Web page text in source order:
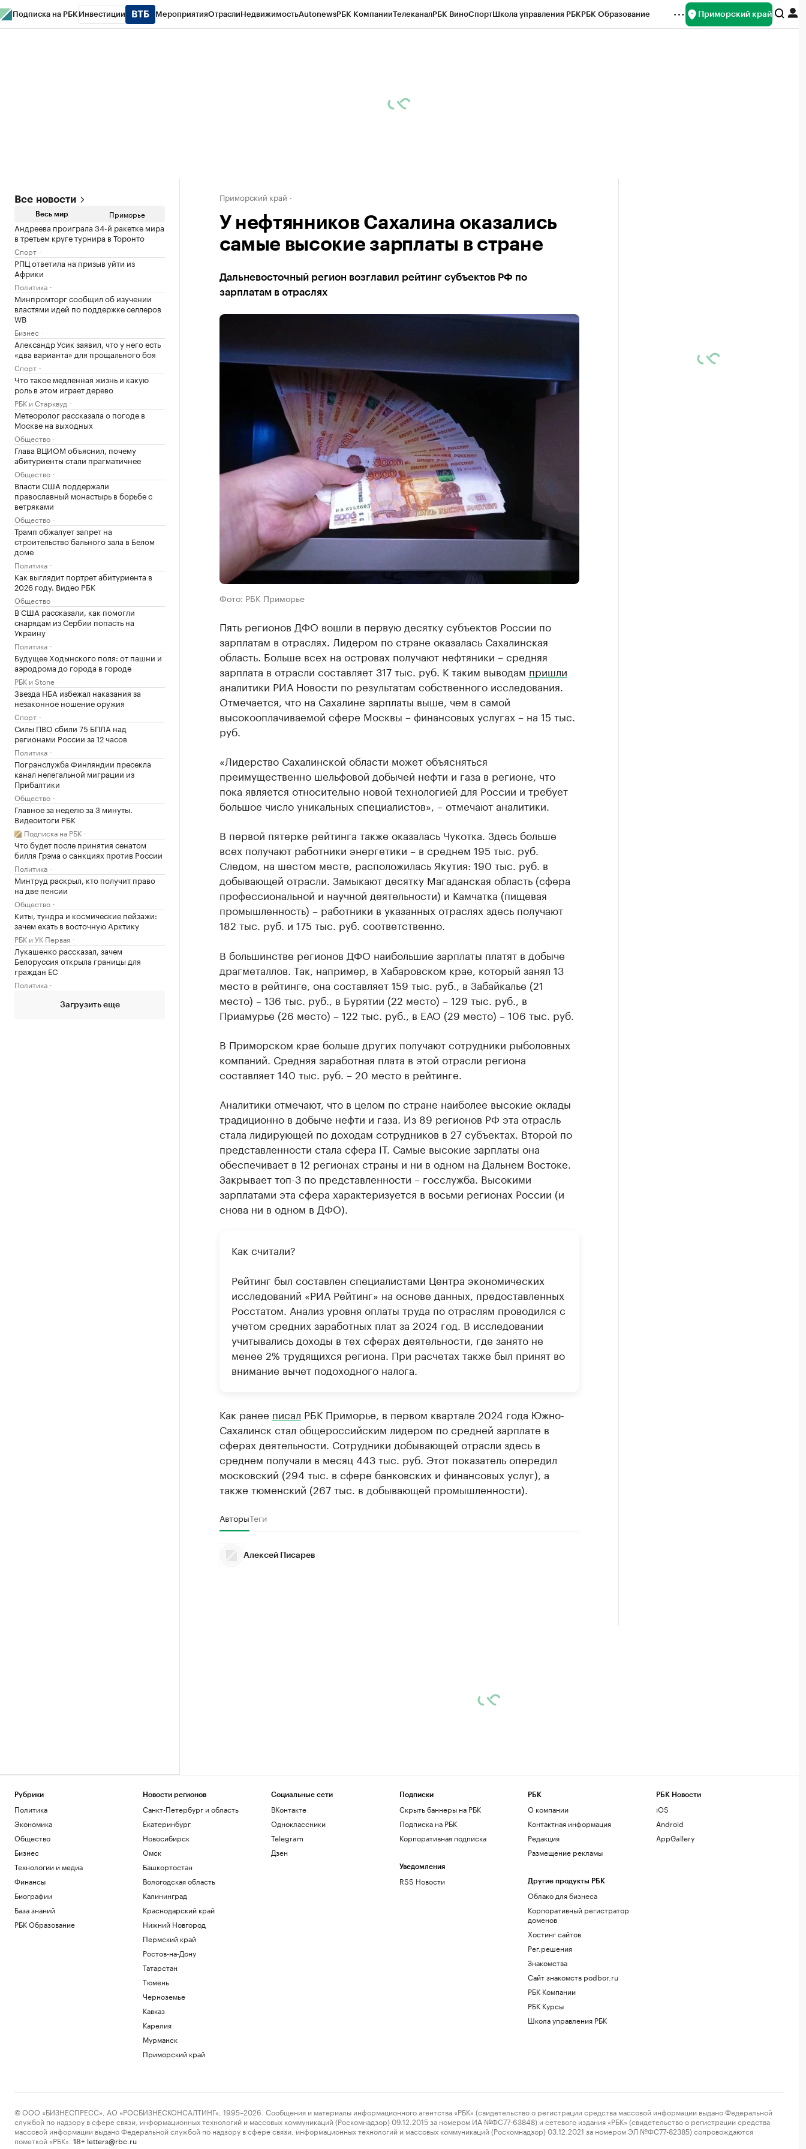
Подписка на РБК Инвестиции МероприятияОтраслиНедвижимостьAutonewsРБК КомпанииТелеканалРБК ВиноСпортШкола управления РБКРБК Образование Приморский край
Все новости
Весь мир Приморье
Андреева проиграла 34-й ракетке мира
в третьем круге турнира в Торонто
Спорт
РПЦ ответила на призыв уйти из
Африки
Политика
Минпромторг сообщил об изучении
властями идей по поддержке селлеров
WB
Бизнес
Александр Усик заявил, что у него есть
«два варианта» для прощального боя
Спорт
Что такое медленная жизнь и какую
роль в этом играет дерево
РБК и Старквуд
Метеоролог рассказала о погоде в
Москве на выходных
Общество
Глава ВЦИОМ объяснил, почему
абитуриенты стали прагматичнее
Общество
Власти США поддержали
православный монастырь в борьбе с
ветряками
Общество
Трамп обжалует запрет на
строительство бального зала в Белом
доме
Политика
Как выглядит портрет абитуриента в
2026 году. Видео РБК
Общество
В США рассказали, как помогли
снарядам из Сербии попасть на
Украину
Политика
Будущее Ходынского поля: от пашни и
аэродрома до города в городе
РБК и Stone
Звезда НБА избежал наказания за
незаконное ношение оружия
Спорт
Силы ПВО сбили 75 БПЛА над
регионами России за 12 часов
Политика
Погранслужба Финляндии пресекла
канал нелегальной миграции из
Прибалтики
Общество
Главное за неделю за 3 минуты.
Видеоитоги РБК
Подписка на РБК
Что будет после принятия сенатом
билля Грэма о санкциях против России
Политика
Минтруд раскрыл, кто получит право
на две пенсии
Общество
Киты, тундра и космические пейзажи:
зачем ехать в восточную Арктику
РБК и УК Первая
Лукашенко рассказал, зачем
Белоруссия открыла границы для
граждан ЕС
Политика
Загрузить еще
Приморский край
У нефтянников Сахалина оказались
самые высокие зарплаты в стране
Дальневосточный регион возглавил рейтинг субъектов РФ по
зарплатам в отраслях
Фото: РБК Приморье
Пять регионов ДФО вошли в первую десятку субъектов России по
зарплатам в отраслях. Лидером по стране оказалась Сахалинская
область. Больше всех на островах получают нефтяники – средняя
зарплата в отрасли составляет 317 тыс. руб. К таким выводам пришли
аналитики РИА Новости по результатам собственного исследования.
Отмечается, что на Сахалине зарплаты выше, чем в самой
высокооплачиваемой сфере Москвы – финансовых услугах – на 15 тыс.
руб.
«Лидерство Сахалинской области может объясняться
преимущественно шельфовой добычей нефти и газа в регионе, что
пока является относительно новой технологией для России и требует
большое число уникальных специалистов», – отмечают аналитики.
В первой пятерке рейтинга также оказалась Чукотка. Здесь больше
всех получают работники энергетики – в среднем 195 тыс. руб.
Следом, на шестом месте, расположилась Якутия: 190 тыс. руб. в
добывающей отрасли. Замыкают десятку Магаданская область (сфера
профессиональной и научной деятельности) и Камчатка (пищевая
промышленность) – работники в указанных отраслях здесь получают
182 тыс. руб. и 175 тыс. руб. соответственно.
В большинстве регионов ДФО наибольшие зарплаты платят в добыче
драгметаллов. Так, например, в Хабаровском крае, который занял 13
место в рейтинге, она составляет 159 тыс. руб., в Забайкалье (21
место) – 136 тыс. руб., в Бурятии (22 место) – 129 тыс. руб., в
Приамурье (26 место) – 122 тыс. руб., в ЕАО (29 место) – 106 тыс. руб.
В Приморском крае больше других получают сотрудники рыболовных
компаний. Средняя заработная плата в этой отрасли региона
составляет 140 тыс. руб. – 20 место в рейтинге.
Аналитики отмечают, что в целом по стране наиболее высокие оклады
традиционно в добыче нефти и газа. Из 89 регионов РФ эта отрасль
стала лидирующей по доходам сотрудников в 27 субъектах. Второй по
представленности стала сфера IT. Самые высокие зарплаты она
обеспечивает в 12 регионах страны и ни в одном на Дальнем Востоке.
Закрывает топ-3 по представленности – госслужба. Высокими
зарплатами эта сфера характеризуется в восьми регионах России (и
снова ни в одном в ДФО).
Как считали?
Рейтинг был составлен специалистами Центра экономических
исследований «РИА Рейтинг» на основе данных, предоставленных
Росстатом. Анализ уровня оплаты труда по отраслям проводился с
учетом средних заработных плат за 2024 год. В исследовании
учитывались доходы в тех сферах деятельности, где занято не
менее 2% трудящихся региона. При расчетах также был принят во
внимание вычет подоходного налога.
Как ранее писал РБК Приморье, в первом квартале 2024 года Южно-
Сахалинск стал общероссийским лидером по средней зарплате в
сферах деятельности. Сотрудники добывающей отрасли здесь в
среднем получали в месяц 443 тыс. руб. Этот показатель опередил
московский (294 тыс. в сфере банковских и финансовых услуг), а
также тюменский (267 тыс. в добывающей промышленности).
АвторыТеги
Алексей Писарев
Рубрики
Политика
Экономика
Общество
Бизнес
Технологии и медиа
Финансы
Биографии
База знаний
РБК Образование
Новости регионов
Санкт-Петербург и область
Екатеринбург
Новосибирск
Омск
Башкортостан
Вологодская область
Калининград
Краснодарский край
Нижний Новгород
Пермский край
Ростов-на-Дону
Татарстан
Тюмень
Черноземье
Кавказ
Карелия
Мурманск
Приморский край
Социальные сети
ВКонтакте
Одноклассники
Telegram
Дзен
Подписки
Скрыть баннеры на РБК
Подписка на РБК
Корпоративная подписка
Уведомления
RSS Новости
РБК
О компании
Контактная информация
Редакция
Размещение рекламы
Другие продукты РБК
Облако для бизнеса
Корпоративный регистратор
доменов
Хостинг сайтов
Рег.решения
Знакомства
Сайт знакомств podbor.ru
РБК Компании
РБК Курсы
Школа управления РБК
РБК Новости
iOS
Android
AppGallery
© ООО «БИЗНЕСПРЕСС», АО «РОСБИЗНЕСКОНСАЛТИНГ», 1995–2026. Сообщения и материалы информационного агентства «РБК» (свидетельство о регистрации средства массовой информации выдано Федеральной
службой по надзору в сфере связи, информационных технологий и массовых коммуникаций (Роскомнадзор) 09.12.2015 за номером ИА №ФС77-63848) и сетевого издания «РБК» (свидетельство о регистрации средства
массовой информации выдано Федеральной службой по надзору в сфере связи, информационных технологий и массовых коммуникаций (Роскомнадзор) 03.12.2021 за номером ЭЛ №ФС77-82385) сопровождаются
пометкой «РБК».
18+ letters@rbc.ru